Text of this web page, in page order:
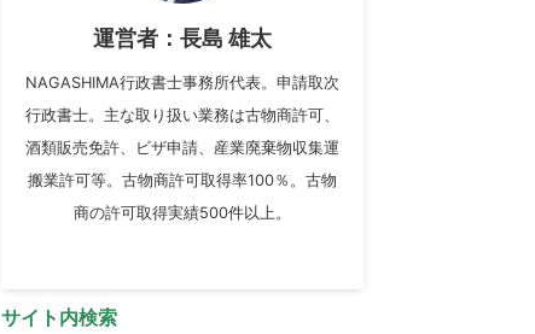
運営者：長島 雄太
NAGASHIMA行政書士事務所代表。申請取次
行政書士。主な取り扱い業務は古物商許可、
酒類販売免許、ビザ申請、産業廃棄物収集運
搬業許可等。古物商許可取得率100％。古物
商の許可取得実績500件以上。
サイト内検索